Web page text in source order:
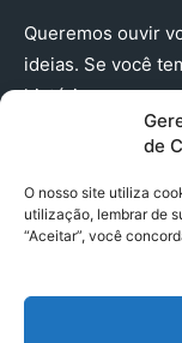
de
O nosso site utiliza
utilização, lembrar de
“Aceitar”, você
Queremos ouvir
ideias. Se você
história que
(91) 98224 -